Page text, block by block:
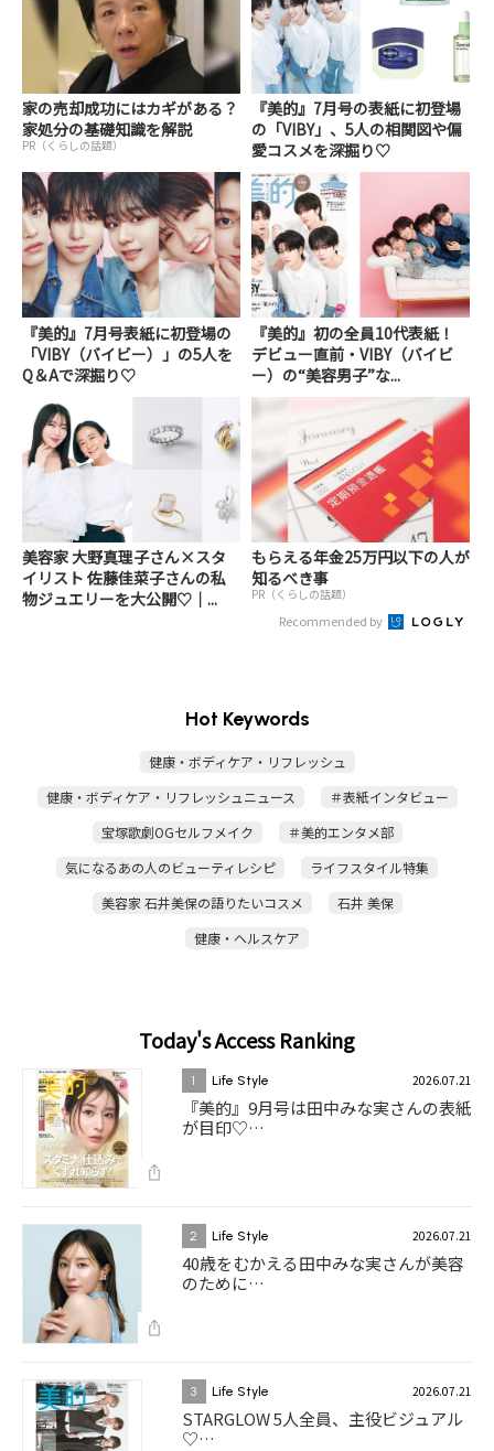
家の売却成功にはカギがある？
家処分の基礎知識を解説
PR（くらしの話題）
『美的』7月号の表紙に初登場
の「VIBY」、5人の相関図や偏
愛コスメを深掘り♡
『美的』7月号表紙に初登場の
「VIBY（バイビー）」の5人を
Q＆Aで深掘り♡
『美的』初の全員10代表紙！
デビュー直前・VIBY（バイビ
ー）の“美容男子”な...
美容家 大野真理子さん×スタ
イリスト 佐藤佳菜子さんの私
物ジュエリーを大公開♡｜...
もらえる年金25万円以下の人が
知るべき事
PR（くらしの話題）
Recommended by
Hot Keywords
健康・ボディケア・リフレッシュ
健康・ボディケア・リフレッシュニュース
＃表紙インタビュー
宝塚歌劇OGセルフメイク
＃美的エンタメ部
気になるあの人のビューティレシピ
ライフスタイル特集
美容家 石井美保の語りたいコスメ
石井 美保
健康・ヘルスケア
Today's Access Ranking
1 Life Style 2026.07.21
『美的』9月号は田中みな実さんの表紙
が目印♡…
2 Life Style 2026.07.21
40歳をむかえる田中みな実さんが美容
のために…
3 Life Style 2026.07.21
STARGLOW 5人全員、主役ビジュアル
♡…